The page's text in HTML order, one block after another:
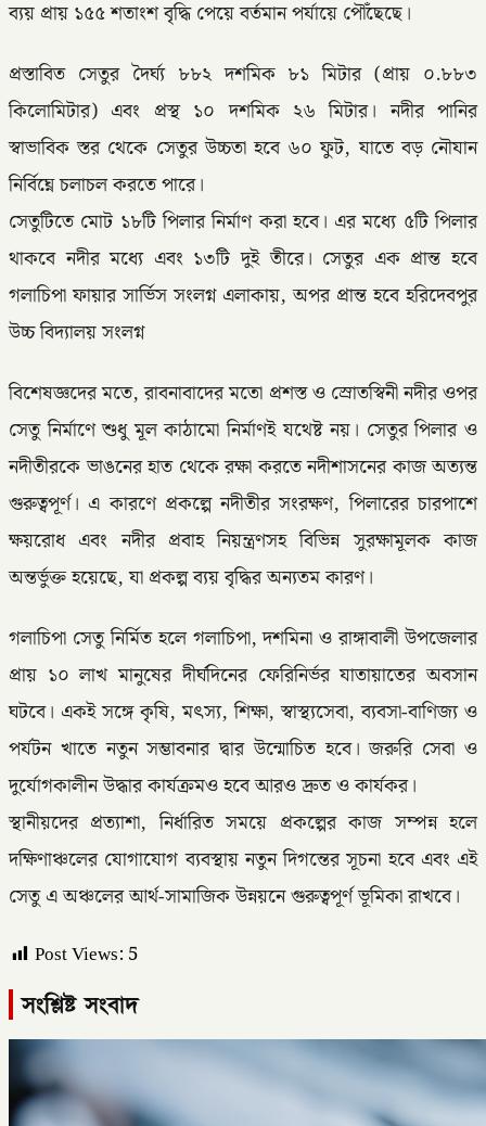
ব্যয় প্রায় ১৫৫ শতাংশ বৃদ্ধি পেয়ে বর্তমান পর্যায়ে পৌঁছেছে।
প্রস্তাবিত সেতুর দৈর্ঘ্য ৮৮২ দশমিক ৮১ মিটার (প্রায় ০.৮৮৩
কিলোমিটার) এবং প্রস্থ ১০ দশমিক ২৬ মিটার। নদীর পানির
স্বাভাবিক স্তর থেকে সেতুর উচ্চতা হবে ৬০ ফুট, যাতে বড় নৌযান
নির্বিঘ্নে চলাচল করতে পারে।
সেতুটিতে মোট ১৮টি পিলার নির্মাণ করা হবে। এর মধ্যে ৫টি পিলার
থাকবে নদীর মধ্যে এবং ১৩টি দুই তীরে। সেতুর এক প্রান্ত হবে
গলাচিপা ফায়ার সার্ভিস সংলগ্ন এলাকায়, অপর প্রান্ত হবে হরিদেবপুর
উচ্চ বিদ্যালয় সংলগ্ন
বিশেষজ্ঞদের মতে, রাবনাবাদের মতো প্রশস্ত ও স্রোতস্বিনী নদীর ওপর
সেতু নির্মাণে শুধু মূল কাঠামো নির্মাণই যথেষ্ট নয়। সেতুর পিলার ও
নদীতীরকে ভাঙনের হাত থেকে রক্ষা করতে নদীশাসনের কাজ অত্যন্ত
গুরুত্বপূর্ণ। এ কারণে প্রকল্পে নদীতীর সংরক্ষণ, পিলারের চারপাশে
ক্ষয়রোধ এবং নদীর প্রবাহ নিয়ন্ত্রণসহ বিভিন্ন সুরক্ষামূলক কাজ
অন্তর্ভুক্ত হয়েছে, যা প্রকল্প ব্যয় বৃদ্ধির অন্যতম কারণ।
গলাচিপা সেতু নির্মিত হলে গলাচিপা, দশমিনা ও রাঙ্গাবালী উপজেলার
প্রায় ১০ লাখ মানুষের দীর্ঘদিনের ফেরিনির্ভর যাতায়াতের অবসান
ঘটবে। একই সঙ্গে কৃষি, মৎস্য, শিক্ষা, স্বাস্থ্যসেবা, ব্যবসা-বাণিজ্য ও
পর্যটন খাতে নতুন সম্ভাবনার দ্বার উন্মোচিত হবে। জরুরি সেবা ও
দুর্যোগকালীন উদ্ধার কার্যক্রমও হবে আরও দ্রুত ও কার্যকর।
স্থানীয়দের প্রত্যাশা, নির্ধারিত সময়ে প্রকল্পের কাজ সম্পন্ন হলে
দক্ষিণাঞ্চলের যোগাযোগ ব্যবস্থায় নতুন দিগন্তের সূচনা হবে এবং এই
সেতু এ অঞ্চলের আর্থ-সামাজিক উন্নয়নে গুরুত্বপূর্ণ ভূমিকা রাখবে।
Post Views: 5
সংশ্লিষ্ট সংবাদ